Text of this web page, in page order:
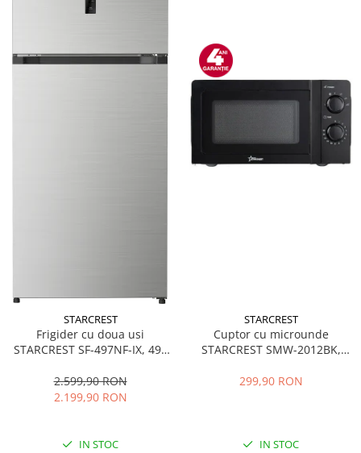
STARCREST
Frigider cu doua usi
STARCREST SF-497NF-IX, 497
Inverter, Clasa E, Display,
Functie super racire, Blocare
2.599,90 RON
2.199,90 RON
IN STOC
STARCREST
Cuptor cu microunde
STARCREST SMW-2012BK,
mecanic, 6 Trepte de putere,
299,90 RON
IN STOC